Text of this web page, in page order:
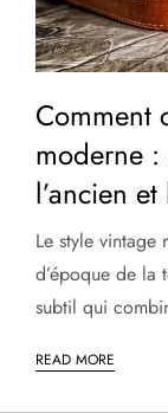
Comment
moderne
l’ancien
Le style vintage
d’époque de la
subtil qui
READ MORE